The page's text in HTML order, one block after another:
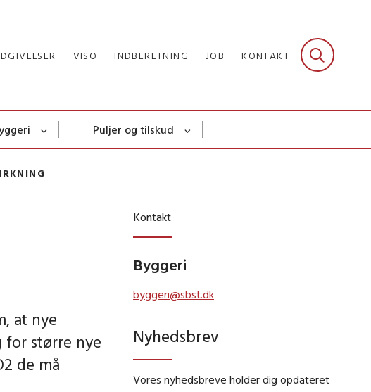
VISO INDBERETNING JOB KONTAKT
Puljer og tilskud
at nye
for større nye
de må
Kontakt
Byggeri
byggeri@sbst.dk
Nyhedsbrev
Vores nyhedsbreve holder dig opdateret